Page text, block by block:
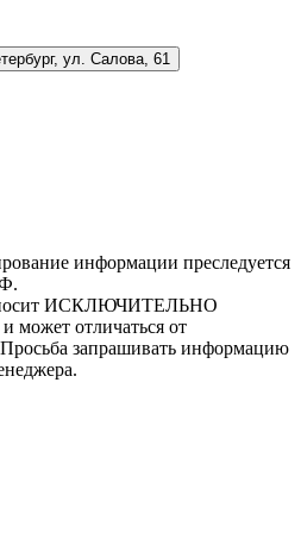
ул. Салова, 61
информации преследуется
носит ИСКЛЮЧИТЕЛЬНО
может отличаться от
запрашивать информацию